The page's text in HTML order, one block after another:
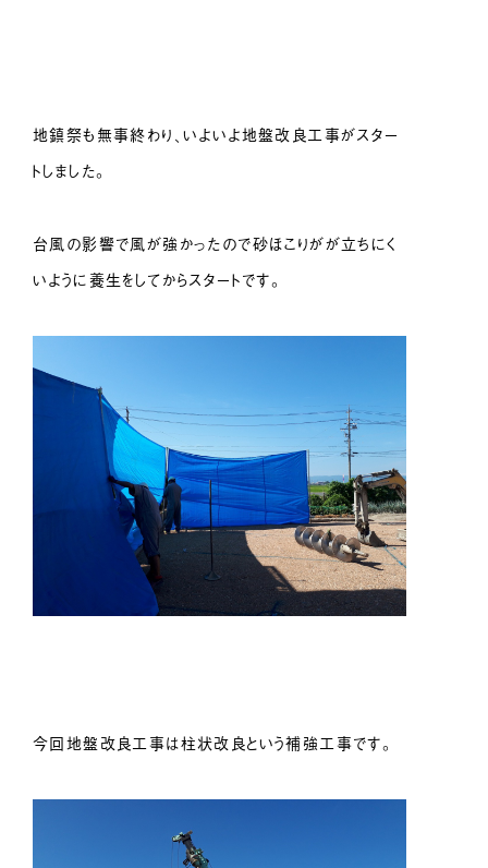
地鎮祭も無事終わり、いよいよ地盤改良工事がスター
トしました。
台風の影響で風が強かったので砂ほこりがが立ちにく
いように養生をしてからスタートです。
今回地盤改良工事は柱状改良という補強工事です。